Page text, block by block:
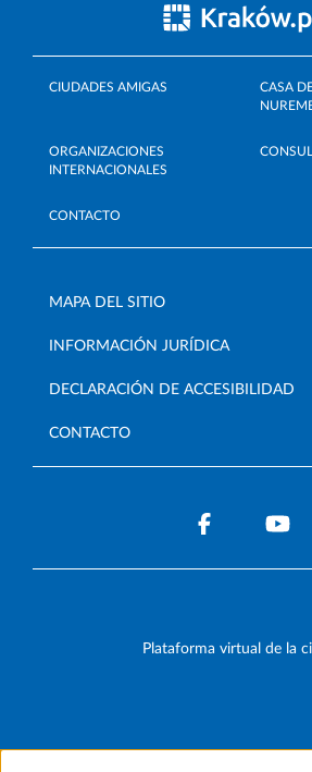
CIUDADES AMIGAS
CASA
ORGANIZACIONES
INTERNACIONALES
CONTACTO
MAPA DEL SITIO
INFORMACIÓN JURÍDICA
DECLARACIÓN DE ACCESIBILIDAD
CONTACTO
Plataforma virtual de la